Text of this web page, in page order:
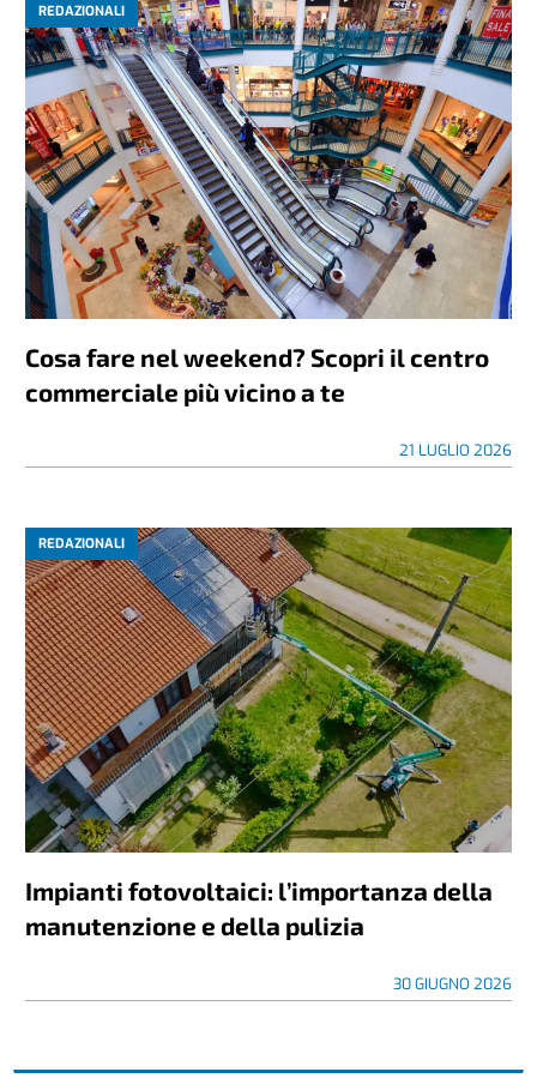
REDAZIONALI
Cosa fare nel weekend? Scopri il centro
commerciale più vicino a te
21 LUGLIO 2026
REDAZIONALI
Impianti fotovoltaici: l’importanza della
manutenzione e della pulizia
30 GIUGNO 2026